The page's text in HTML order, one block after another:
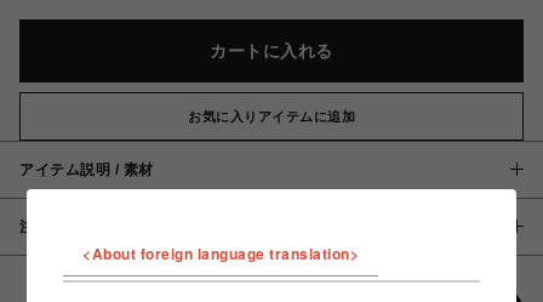
カートに入れる
お気に入りアイテムに追加
アイテム説明 / 素材
注意事項
<About foreign language translation>